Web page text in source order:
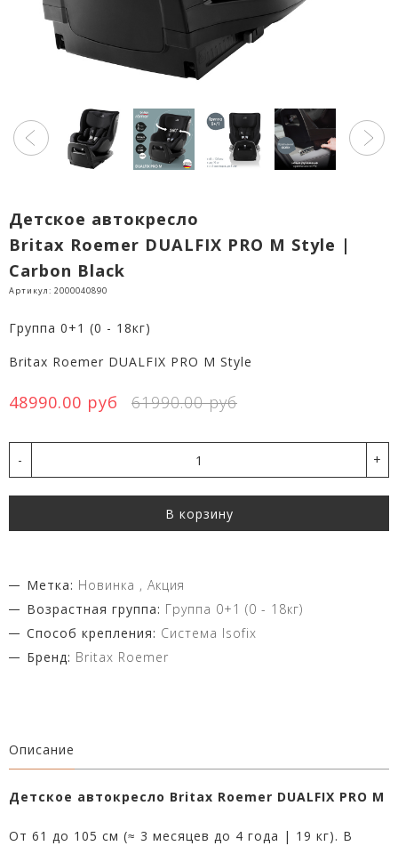
Детское автокресло
Britax Roemer DUALFIX PRO M Style |
Carbon Black
Артикул: 2000040890
Группа 0+1 (0 - 18кг)
Britax Roemer DUALFIX PRO M Style
48990.00 руб 61990.00 руб
- +
В корзину
Метка: Новинка , Акция
Возрастная группа: Группа 0+1 (0 - 18кг)
Способ крепления: Система Isofix
Бренд: Britax Roemer
Описание
Детское автокресло Britax Roemer DUALFIX PRO M
От 61 до 105 см (≈ 3 месяцев до 4 года | 19 кг). В